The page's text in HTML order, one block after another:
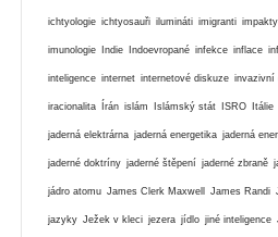
ichtyologie ichtyosauři ilumináti imigranti impakty
imunologie Indie Indoevropané infekce inflace
inteligence internet internetové diskuze invazivní
iracionalita Írán islám Islámský stát ISRO Itálie
jaderná elektrárna jaderná energetika jaderná
jaderné doktríny jaderné štěpení jaderné zbraně
jádro atomu James Clerk Maxwell James Randi
jazyky Ježek v kleci jezera jídlo jiné inteligence